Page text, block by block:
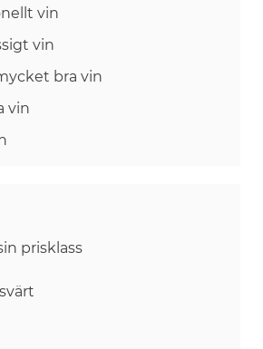
vin
vin
bra vin
vin
prisklass